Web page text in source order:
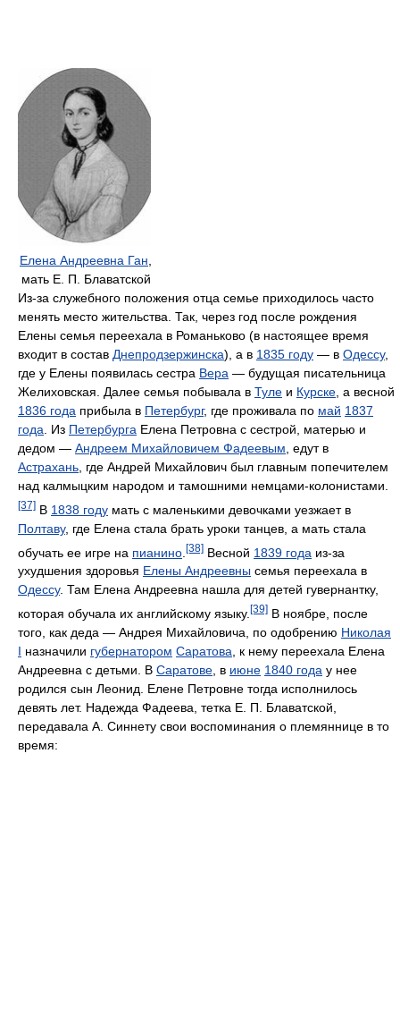
Елена Андреевна Ган
мать Е. П. Блаватской
Из-за служебного положения отца семье приходилось часто
менять место жительства. Так, через год после рождения
Елены семья переехала в Романьково (в настоящее время
входит в состав Днепродзержинска), а в 1835 году — в Одессу,
где у Елены появилась сестра Вера — будущая писательница
Желиховская. Далее семья побывала в Туле и Курске , а весной
1836 года прибыла в Петербург, где проживала по май 1837
года . Из Петербурга Елена Петровна с сестрой, матерью и
дедом — Андреем Михайловичем Фадеевым , едут в
Астрахань , где Андрей Михайлович был главным попечителем
над калмыцким народом и тамошними немцами-колонистами.
[37] В 1838 году мать с маленькими девочками уезжает в
Полтаву, где Елена стала брать уроки танцев, а мать стала
обучать ее игре на пианино [38] Весной 1839 года из-за
ухудшения здоровья Елены Андреевны семья переехала в
Одессу. Там Елена Андреевна нашла для детей гувернантку,
которая обучала их английскому языку. [39] В ноябре, после
того, как деда — Андрея Михайловича, по одобрению Николая
I назначили губернатором Саратова , к нему переехала Елена
Андреевна с детьми. В Саратове , в июне 1840 года у нее
родился сын Леонид. Елене Петровне тогда исполнилось
девять лет. Надежда Фадеева, тетка Е. П. Блаватской,
передавала А. Синнету свои воспоминания о племяннице в то
время: